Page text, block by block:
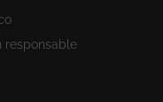
responsable